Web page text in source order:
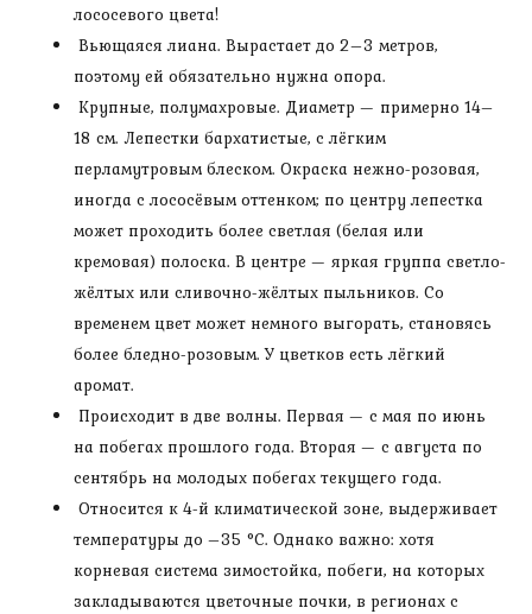
группа,
саженцу
год)
лососевого цвета!
Вьющаяся лиана. Вырастает до 2–3 метров,
поэтому ей обязательно нужна опора.
Крупные, полумахровые. Диаметр — примерно 14–
18 см. Лепестки бархатистые, с лёгким
перламутровым блеском. Окраска нежно-розовая,
иногда с лососёвым оттенком; по центру лепестка
может проходить более светлая (белая или
кремовая) полоска. В центре — яркая группа светло-
жёлтых или сливочно-жёлтых пыльников. Со
временем цвет может немного выгорать, становясь
более бледно-розовым. У цветков есть лёгкий
аромат.
Происходит в две волны. Первая — с мая по июнь
на побегах прошлого года. Вторая — с августа по
сентябрь на молодых побегах текущего года.
Относится к 4-й климатической зоне, выдерживает
температуры до –35 °C. Однако важно: хотя
корневая система зимостойка, побеги, на которых
закладываются цветочные почки, в регионах с